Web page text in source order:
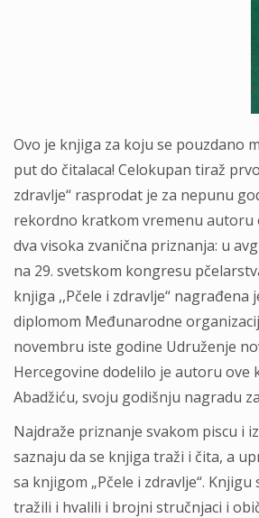
Ovo je knjiga za koju se pouzdano
put do čitalaca! Celokupan tiraž
zdravlje“ rasprodat je za nepunu
rekordno kratkom vremenu autoru
dva visoka zvanična priznanja: u
na 29. svetskom kongresu
knjiga ,,Pčele i zdravlje“ nagrađena
diplomom Međunarodne
novembru iste godine Udruženje
Hercegovine dodelilo je autoru ove
Abadžiću, svoju godišnju nagradu
Najdraže priznanje svakom piscu i
saznaju da se knjiga traži i čita, a
sa knjigom „Pčele i zdravlje“.
tražili i hvalili i brojni stručnjaci i